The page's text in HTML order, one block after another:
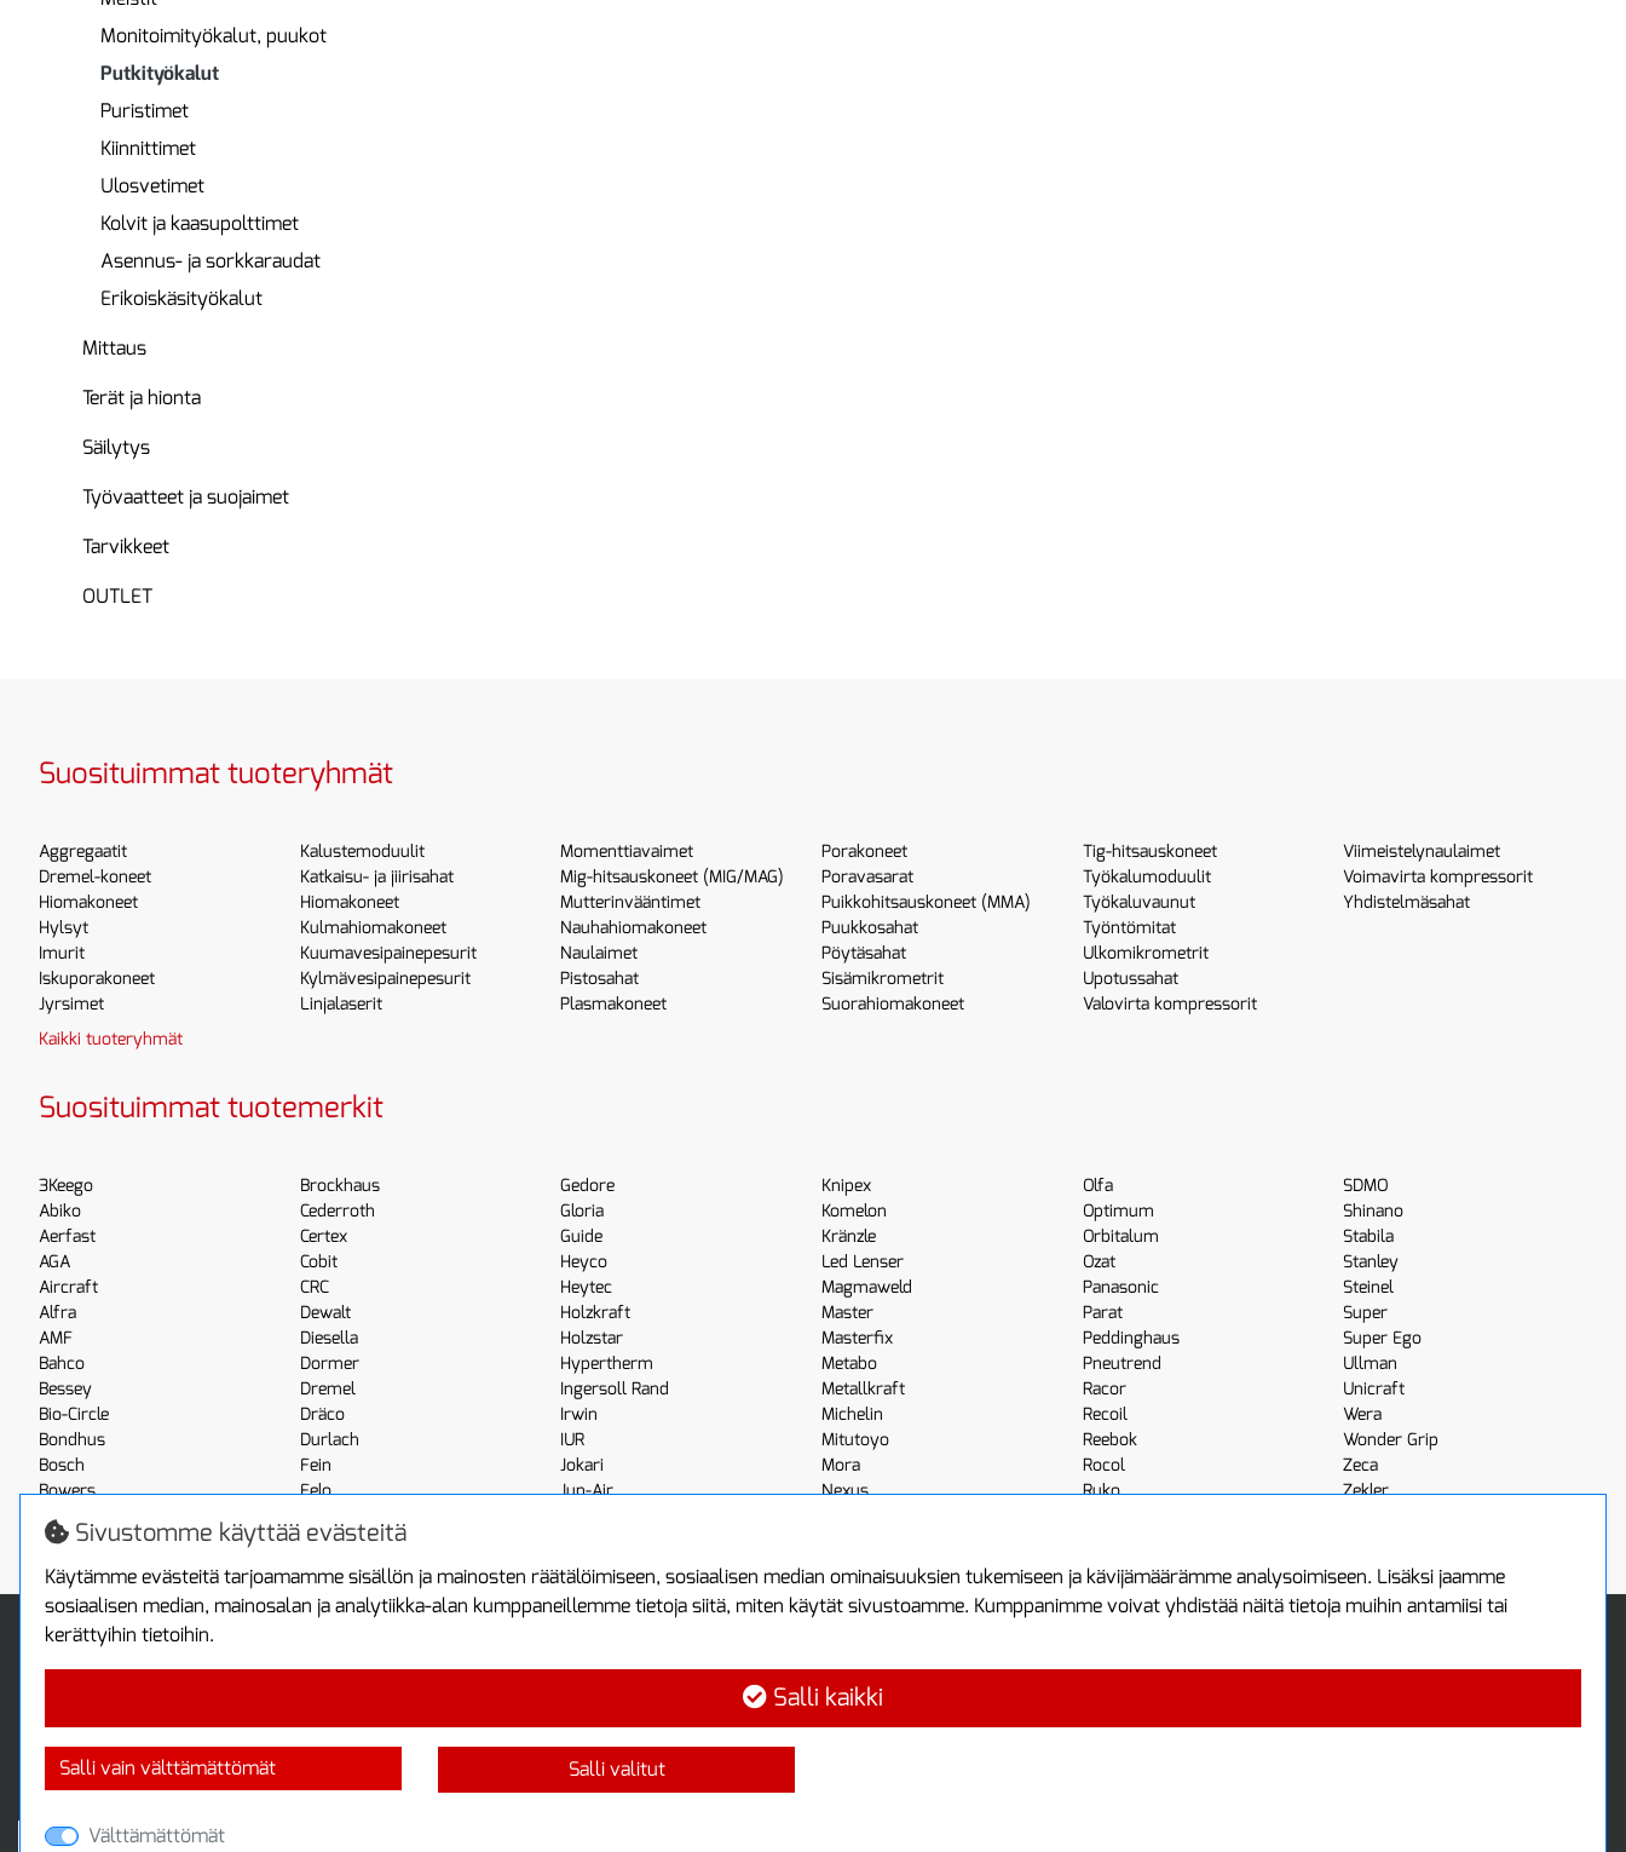
Monitoimityökalut, puukot
Putkityökalut
Puristimet
Kiinnittimet
Ulosvetimet
Kolvit ja kaasupolttimet
Asennus- ja sorkkaraudat
Erikoiskäsityökalut
Mittaus
Terät ja hionta
Säilytys
Työvaatteet ja suojaimet
Tarvikkeet
OUTLET
Suosituimmat tuoteryhmät
Aggregaatit
Dremel-koneet
Hiomakoneet
Hylsyt
Imurit
Iskuporakoneet
Jyrsimet
Kalustemoduulit
Katkaisu- ja jiirisahat
Hiomakoneet
Kulmahiomakoneet
Kuumavesipainepesurit
Kylmävesipainepesurit
Linjalaserit
Momenttiavaimet
Mig-hitsauskoneet (MIG/MAG)
Mutterinvääntimet
Nauhahiomakoneet
Naulaimet
Pistosahat
Plasmakoneet
Porakoneet
Poravasarat
Puikkohitsauskoneet (MMA)
Puukkosahat
Pöytäsahat
Sisämikrometrit
Suorahiomakoneet
Tig-hitsauskoneet
Työkalumoduulit
Työkaluvaunut
Työntömitat
Ulkomikrometrit
Upotussahat
Valovirta kompressorit
Viimeistelynaulaimet
Voimavirta kompressorit
Yhdistelmäsahat
Kaikki tuoteryhmät
Suosituimmat tuotemerkit
3Keego
Abiko
Aerfast
AGA
Aircraft
Alfra
AMF
Bahco
Bessey
Bio-Circle
Bondhus
Bosch
Bowers
Boxo
Brennenstuhl
Brockhaus
Cederroth
Certex
Cobit
CRC
Dewalt
Diesella
Dormer
Dremel
Dräco
Durlach
Fein
Felo
Fluke
Gedore
Gloria
Guide
Heyco
Heytec
Holzkraft
Holzstar
Hypertherm
Ingersoll Rand
Irwin
IUR
Jokari
Jun-Air
Knipex
Komelon
Kränzle
Led Lenser
Magmaweld
Master
Masterfix
Metabo
Metallkraft
Michelin
Mitutoyo
Mora
Nexus
Olfa
Optimum
Orbitalum
Ozat
Panasonic
Parat
Peddinghaus
Pneutrend
Racor
Recoil
Reebok
Rocol
Ruko
SDMO
Shinano
Stabila
Stanley
Steinel
Super
Super Ego
Ullman
Unicraft
Wera
Wonder Grip
Zeca
Zekler
Info
Yhteystiedot
Takuutietoa
Toimitus ja maksaminen
Toimitustavat
Turvallista ostamista
Tax free / verovapaa myynti
Asiakastilini
Asiakastili
Luo tili
Protools Oy
Tuottajankatu 13
Uutiskirje
Tilaa maksuton uutiskirjeemme
Sivustomme käyttää evästeitä
Käytämme evästeitä tarjoamamme sisällön ja mainosten räätälöimiseen, sosiaalisen median ominaisuuksien tukemiseen ja kävijämäärämme analysoimiseen. Lisäksi jaamme
sosiaalisen median, mainosalan ja analytiikka-alan kumppaneillemme tietoja siitä, miten käytät sivustoamme. Kumppanimme voivat yhdistää näitä tietoja muihin antamiisi tai
kerättyihin tietoihin.
Salli kaikki
Salli vain välttämättömät Salli valitut
Välttämättömät